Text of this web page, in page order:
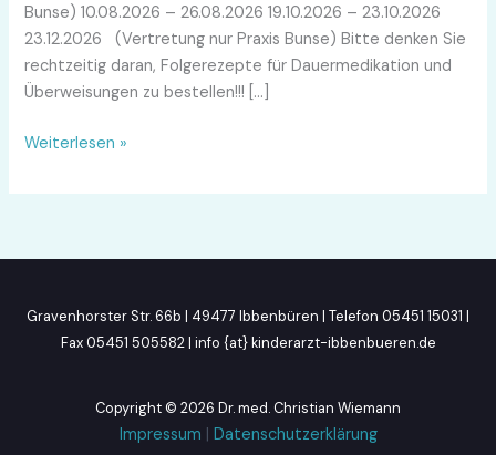
Bunse) 10.08.2026 – 26.08.2026 19.10.2026 – 23.10.2026
23.12.2026 (Vertretung nur Praxis Bunse) Bitte denken Sie
rechtzeitig daran, Folgerezepte für Dauermedikation und
Überweisungen zu bestellen!!! […]
Weiterlesen »
Gravenhorster Str. 66b | 49477 Ibbenbüren | Telefon 05451 15031 |
Fax 05451 505582 | info {at} kinderarzt-ibbenbueren.de
Copyright © 2026 Dr. med. Christian Wiemann
Impressum Datenschutzerklärung